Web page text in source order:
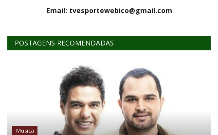
Email: tvesportewebico@gmail.com
POSTAGENS RECOMENDADAS
Musica